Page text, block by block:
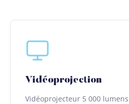
Vidéoprojection
Vidéoprojecteur 5 000